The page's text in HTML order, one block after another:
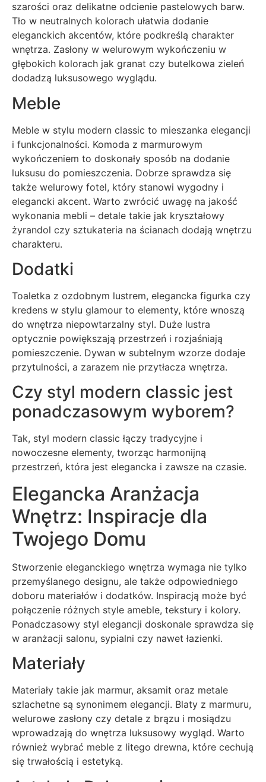
szarości oraz delikatne odcienie pastelowych barw.
Tło w neutralnych kolorach ułatwia dodanie
eleganckich akcentów, które podkreślą charakter
wnętrza. Zasłony w welurowym wykończeniu w
głębokich kolorach jak granat czy butelkowa zieleń
dodadzą luksusowego wyglądu.
Meble
Meble w stylu modern classic to mieszanka elegancji
i funkcjonalności. Komoda z marmurowym
wykończeniem to doskonały sposób na dodanie
luksusu do pomieszczenia. Dobrze sprawdza się
także welurowy fotel, który stanowi wygodny i
elegancki akcent. Warto zwrócić uwagę na jakość
wykonania mebli – detale takie jak kryształowy
żyrandol czy sztukateria na ścianach dodają wnętrzu
charakteru.
Dodatki
Toaletka z ozdobnym lustrem, elegancka figurka czy
kredens w stylu glamour to elementy, które wnoszą
do wnętrza niepowtarzalny styl. Duże lustra
optycznie powiększają przestrzeń i rozjaśniają
pomieszczenie. Dywan w subtelnym wzorze dodaje
przytulności, a zarazem nie przytłacza wnętrza.
Czy styl modern classic jest
ponadczasowym wyborem?
Tak, styl modern classic łączy tradycyjne i
nowoczesne elementy, tworząc harmonijną
przestrzeń, która jest elegancka i zawsze na czasie.
Elegancka Aranżacja
Wnętrz: Inspiracje dla
Twojego Domu
Stworzenie eleganckiego wnętrza wymaga nie tylko
przemyślanego designu, ale także odpowiedniego
doboru materiałów i dodatków. Inspiracją może być
połączenie różnych style ameble, tekstury i kolory.
Ponadczasowy styl elegancji doskonale sprawdza się
w aranżacji salonu, sypialni czy nawet łazienki.
Materiały
Materiały takie jak marmur, aksamit oraz metale
szlachetne są synonimem elegancji. Blaty z marmuru,
welurowe zasłony czy detale z brązu i mosiądzu
wprowadzają do wnętrza luksusowy wygląd. Warto
również wybrać meble z litego drewna, które cechują
się trwałością i estetyką.